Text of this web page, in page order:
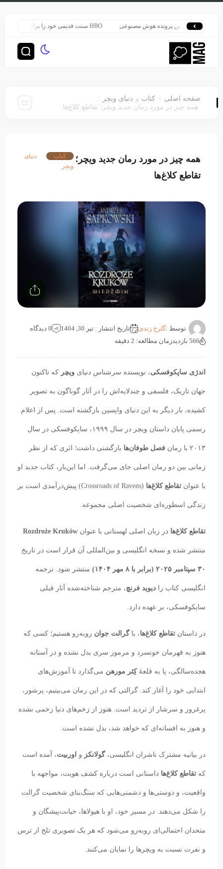
بزرگ‌ترین پرونده هوش مصنوعی
صفحه اصلی > کتاب و دنیای ویچر
:
همه چیز در مورد رمان جدید ویچر؛ تقاطع کلاغ‌ها
همه چیز در مورد رمان جدید ویچر؛
تقاطع کلاغ‌ها
کتاب
دنیای
ویچر
توسط :گلرخ زندی تاریخ انتشار : تیر 30, 1404
0 دیدگاه
566 بازدید
زمان مطالعه: 2 دقیقه
اندژی ساپکوفسکی، نویسنده سرشناس دنیای ویچر که تاکنون
جهان تاریک، فلسفی و چندلایه‌اش را در آثار گوناگون به تصویر
کشیده، بار دیگر به این دنیای واپسین بازگشته است. پس از اعلام
رسمی پایان داستان ویچر در سال ۱۹۹۹، ساپکوفسکی در سال
۲۰۱۳ با رمان فصل طوفان‌ها بازگشتی داشت؛ اثری که از نظر
زمانی بین دو رمان اصلی جای می‌گرفت. اما این‌بار، کتاب جدید او
با عنوان تقاطع کلاغ‌ها (Crossroads of Ravens) پیش‌درآمدی است بر
زندگی اسطوره‌ای شخصیت اصلی مجموعه.
تقاطع کلاغ‌ها در زبان اصلی لهستانی با عنوان Rozdroże Kruków
منتشر شده و نسخه انگلیسی و بین‌المللی آن قرار است در تاریخ
۳۰ سپتامبر ۲۰۲۵ (برابر با ۸ مهر ۱۴۰۴) منتشر شود. ترجمه
انگلیسی کتاب را دیوید فرنچ، مترجم شناخته‌شده آثار قبلی
ساپکوفسکی، بر عهده دارد.
در داستان تقاطع کلاغ‌ها، با گرالت جوان روبه‌رو هستیم؛ کسی که
هنوز به قهرمان خونسرد و مرموز سری بدل نشده و در آستانه
هجده‌سالگی، پا به قلعهٔ کِئر مورهن می‌گذارد تا آموزش‌های
ابتدایی خود را آغاز کند. گرالتی که در این رمان می‌بینیم، پرشور،
پرغرور و سرشار از تردید است. هنوز از زخم‌های دنیا زخمی نشده
و هنوز به افسانه‌ای که خواهد شد، بدل نشده است.
در بیانیه مشترک ناشران انگلیسی، گولانکز و اوربیت، آمده است
که تقاطع کلاغ‌ها داستانی است درباره کشف هویت، مواجهه با
واقعیت، و دوستی‌ها و دشمنی‌هایی که سنگ‌بنای شخصیت گرالت
را شکل می‌دهند. در مسیر خود، او با هیولاها، خیانت‌پیشگان و
متحدان احتمالی‌ای روبه‌رو می‌شود که هر یک تصویری تلخ از ترس
و نفرت نسبت به ویچرها را نمایان می‌کنند.